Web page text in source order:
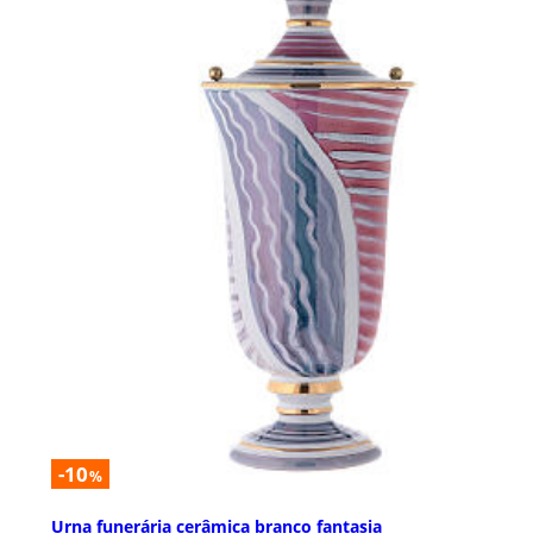
-10%
Urna funerária cerâmica branco fantasia